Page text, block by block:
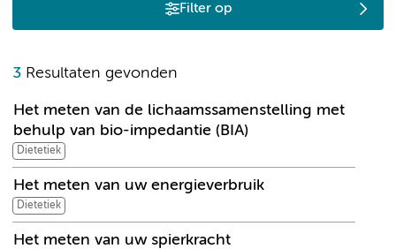
Filter op
3 Resultaten gevonden
Het meten van de lichaamssamenstelling met
behulp van bio-impedantie (BIA)
Dietetiek
Het meten van uw energieverbruik
Dietetiek
Het meten van uw spierkracht